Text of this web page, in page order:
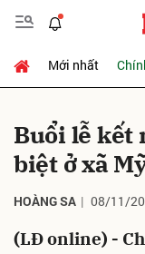
Mới nhất
Buổi lễ kết
biệt ở xã
HOÀNG SA 08/11/
(LĐ online) -
Gửi bình luận